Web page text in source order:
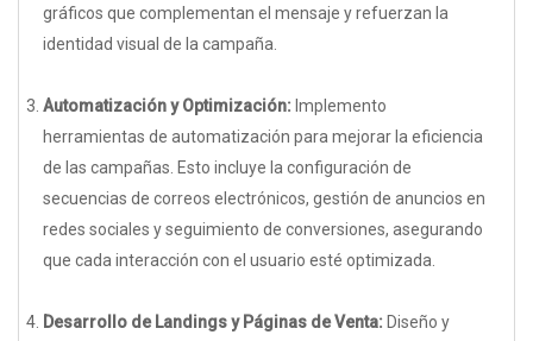
gráficos que complementan el mensaje y refuerzan la
identidad visual de la campaña.
Automatización y Optimización: Implemento
herramientas de automatización para mejorar la eficiencia
de las campañas. Esto incluye la configuración de
secuencias de correos electrónicos, gestión de anuncios en
redes sociales y seguimiento de conversiones, asegurando
que cada interacción con el usuario esté optimizada.
Desarrollo de Landings y Páginas de Venta: Diseño y